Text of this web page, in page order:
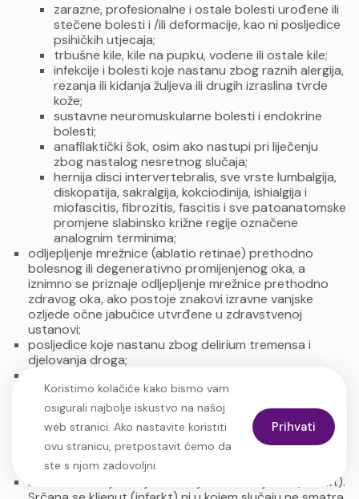
zarazne, profesionalne i ostale bolesti urođene ili
stečene bolesti i /ili deformacije, kao ni posljedice
psihičkih utjecaja;
trbušne kile, kile na pupku, vodene ili ostale kile;
infekcije i bolesti koje nastanu zbog raznih alergija,
rezanja ili kidanja žuljeva ili drugih izraslina tvrde
kože;
sustavne neuromuskularne bolesti i endokrine
bolesti;
anafilaktički šok, osim ako nastupi pri liječenju
zbog nastalog nesretnog slučaja;
hernija disci intervertebralis, sve vrste lumbalgija,
diskopatija, sakralgija, kokciodinija, ishialgija i
miofascitis, fibrozitis, fascitis i sve patoanatomske
promjene slabinsko križne regije označene
analognim terminima;
odljepljenje mrežnice (ablatio retinae) prethodno
bolesnog ili degenerativno promijenjenog oka, a
iznimno se priznaje odljepljenje mrežnice prethodno
zdravog oka, ako postoje znakovi izravne vanjske
ozljede očne jabučice utvrđene u zdravstvenoj
ustanovi;
posljedice koje nastanu zbog delirium tremensa i
djelovanja droga;
koji se poduzimaju radi liječenja ili preventive radi
sprječavanja bolesti, osim ako su te posljedice
nastupile zbog dokazane pogreške medicinskog
osoblja (vitium artis);
patološke promjene kostiju i patološki prijelomi kao ni
stres frakture;
nesretni slučajevi koje uzrokuje srčana kljenut (infarkt).
Koristimo kolačiće kako bismo vam
osigurali najbolje iskustvo na našoj
web stranici. Ako nastavite koristiti
ovu stranicu, pretpostavit ćemo da
ste s njom zadovoljni.
Prihvati